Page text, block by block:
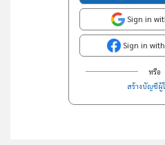
Sign in
Sign in
หรือ
สร้างบัญชีผู้